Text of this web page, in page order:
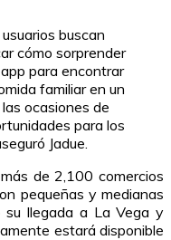
buscan
cómo sorprender
para encontrar
familiar en un
ocasiones de
para los
Jadue.
de 2,100 comercios
pequeñas y medianas
su llegada a La Vega y
estará disponible